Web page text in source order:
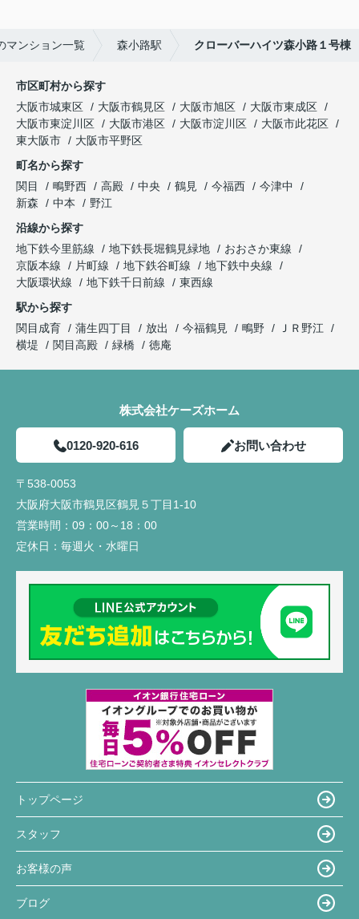
マンション一覧 森小路駅 クローバーハイツ森小路１号棟
市区町村から探す
大阪市城東区
大阪市鶴見区 大阪市旭区
大阪市東成区
大阪市東淀川区
大阪市港区 大阪市淀川区
大阪市此花区
東大阪市
大阪市平野区
町名から探す
関目
鴫野西 高殿 中央 鶴見 今福西
今津中
新森
中本
野江
沿線から探す
地下鉄今里筋線
地下鉄長堀鶴見緑地
おおさか東線
京阪本線
片町線 地下鉄谷町線
地下鉄中央線
大阪環状線
地下鉄千日前線
東西線
駅から探す
関目成育
蒲生四丁目 放出 今福鶴見 鴫野
ＪＲ野江
横堤
関目高殿 緑橋 徳庵
株式会社ケーズホーム
0120-920-616 お問い合わせ
〒538-0053
大阪府大阪市鶴見区鶴見５丁目1-10
営業時間： 09：00～18：00
定休日： 毎週火・水曜日
トップページ
スタッフ
お客様の声
ブログ